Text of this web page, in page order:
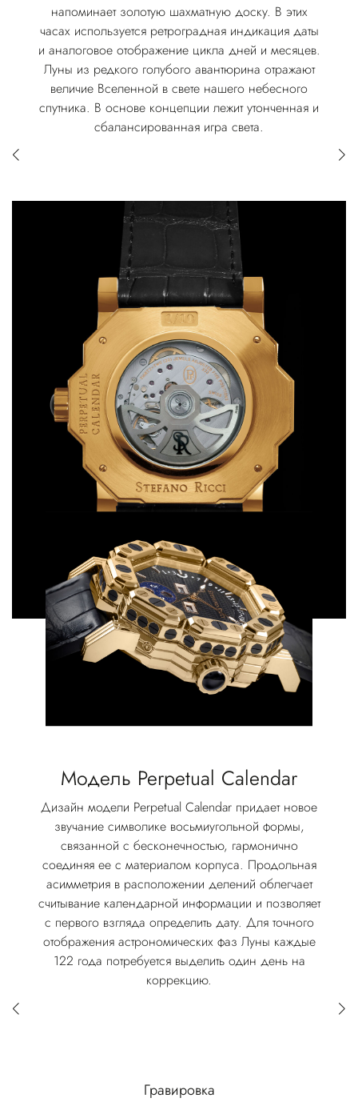
напоминает золотую шахматную доску. В этих
часах используется ретроградная индикация даты
и аналоговое отображение цикла дней и месяцев.
Луны из редкого голубого авантюрина отражают
величие Вселенной в свете нашего небесного
спутника. В основе концепции лежит утонченная и
сбалансированная игра света.
Модель Perpetual Calendar
Дизайн модели Perpetual Calendar придает новое
звучание символике восьмиугольной формы,
связанной с бесконечностью, гармонично
соединяя ее с материалом корпуса. Продольная
асимметрия в расположении делений облегчает
считывание календарной информации и позволяет
с первого взгляда определить дату. Для точного
отображения астрономических фаз Луны каждые
122 года потребуется выделить один день на
коррекцию.
Гравировка